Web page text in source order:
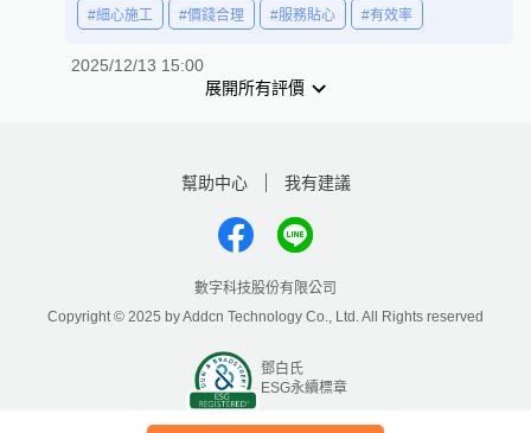
#細心施工 #價錢合理 #服務貼心 #有效率
2025/12/13 15:00
展開所有評價
幫助中心 我有建議
數字科技股份有限公司
Copyright © 2025 by Addcn Technology Co., Ltd. All Rights reserved
鄧白氏
ESG永續標章